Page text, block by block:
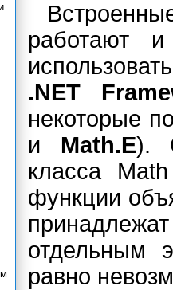
работают
.NET
некоторые
и Math.Е).
класса
функции
отдельным
равно